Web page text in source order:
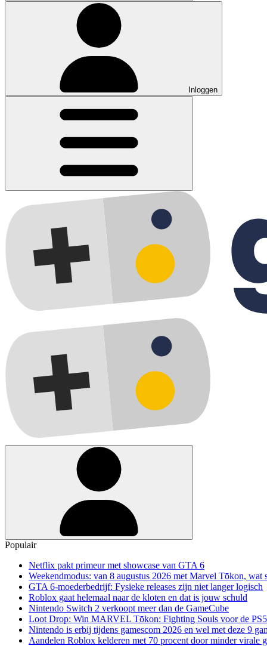
Inloggen
Populair
Netflix pakt primeur met showcase van GTA 6
Weekendmodus: van 8 augustus 2026 met Marvel Tōkon, wat
GTA 6-moederbedrijf: Fysieke releases zijn niet langer logisch
Roblox gaat helemaal naar de kloten en dat is jouw schuld
Nintendo Switch 2 verkoopt meer dan de GameCube
Loot Drop: Win MARVEL Tōkon: Fighting Souls voor de PS5
Nintendo is erbij tijdens gamescom 2026 en wel met deze 9
Aandelen Roblox kelderen met 70 procent door minder virale